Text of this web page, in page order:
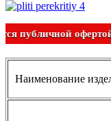
Не является
Наименование